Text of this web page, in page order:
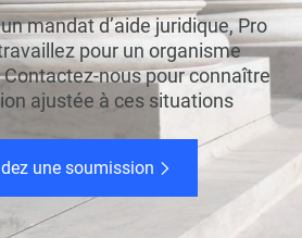
mandat d’aide juridique, Pro
pour un organisme
nous pour connaître
ajustée à ces situations
une soumission